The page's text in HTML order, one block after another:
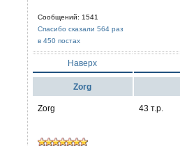
Сообщений: 1541
Спасибо сказали 564 раз
в 450 постах
Наверх
Zorg
Zorg 43 т.р.